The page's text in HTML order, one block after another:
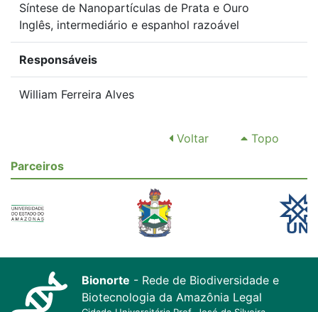
Síntese de Nanopartículas de Prata e Ouro
Inglês, intermediário e espanhol razoável
Responsáveis
William Ferreira Alves
Voltar
Topo
Parceiros
Bionorte - Rede de Biodiversidade e
Biotecnologia da Amazônia Legal